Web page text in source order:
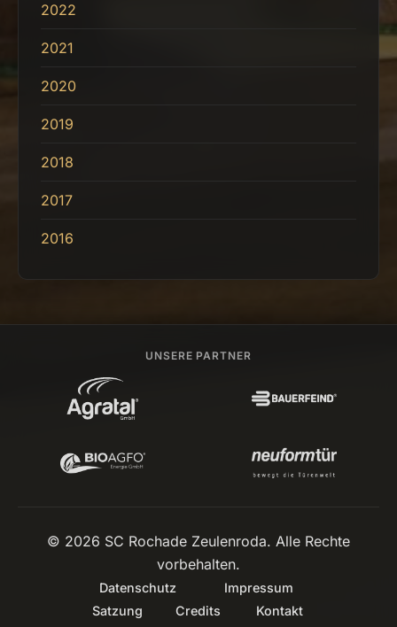
2022
2021
2020
2019
2018
2017
2016
UNSERE PARTNER
© 2026 SC Rochade Zeulenroda. Alle Rechte
vorbehalten.
Datenschutz
Impressum
Satzung
Credits Kontakt